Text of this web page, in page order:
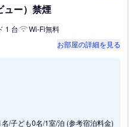
ュー）禁煙
1 台
Wi-Fi無料
お部屋の詳細を見る
/子ども0名/1室/泊 (参考宿泊料金)